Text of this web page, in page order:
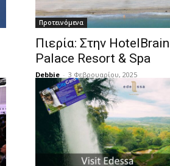
Προτεινόμενα
Πιερία: Στην
Palace Resort & Spa
Debbie - 3 Φεβρουαρίου, 2025